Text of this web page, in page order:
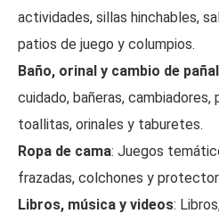
actividades, sillas hinchables,
patios de juego y columpios.
Baño, orinal y cambio de
cuidado, bañeras, cambiadores,
toallitas, orinales y taburetes.
Ropa de cama: Juegos
frazadas, colchones y
Libros, música y videos: